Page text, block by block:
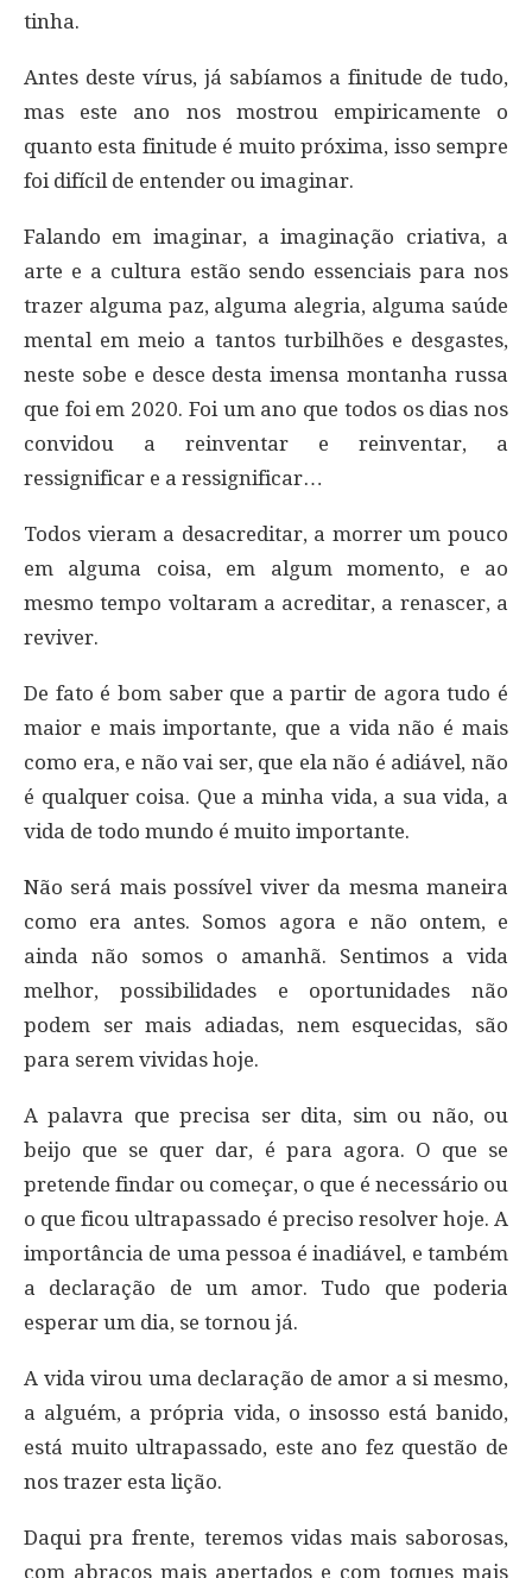
tinha.
Antes deste vírus, já sabíamos a finitude de tudo,
mas este ano nos mostrou empiricamente o
quanto esta finitude é muito próxima, isso sempre
foi difícil de entender ou imaginar.
Falando em imaginar, a imaginação criativa, a
arte e a cultura estão sendo essenciais para nos
trazer alguma paz, alguma alegria, alguma saúde
mental em meio a tantos turbilhões e desgastes,
neste sobe e desce desta imensa montanha russa
que foi em 2020. Foi um ano que todos os dias nos
convidou a reinventar e reinventar, a
ressignificar e a ressignificar…
Todos vieram a desacreditar, a morrer um pouco
em alguma coisa, em algum momento, e ao
mesmo tempo voltaram a acreditar, a renascer, a
reviver.
De fato é bom saber que a partir de agora tudo é
maior e mais importante, que a vida não é mais
como era, e não vai ser, que ela não é adiável, não
é qualquer coisa. Que a minha vida, a sua vida, a
vida de todo mundo é muito importante.
Não será mais possível viver da mesma maneira
como era antes. Somos agora e não ontem, e
ainda não somos o amanhã. Sentimos a vida
melhor, possibilidades e oportunidades não
podem ser mais adiadas, nem esquecidas, são
para serem vividas hoje.
A palavra que precisa ser dita, sim ou não, ou
beijo que se quer dar, é para agora. O que se
pretende findar ou começar, o que é necessário ou
o que ficou ultrapassado é preciso resolver hoje. A
importância de uma pessoa é inadiável, e também
a declaração de um amor. Tudo que poderia
esperar um dia, se tornou já.
A vida virou uma declaração de amor a si mesmo,
a alguém, a própria vida, o insosso está banido,
está muito ultrapassado, este ano fez questão de
nos trazer esta lição.
Daqui pra frente, teremos vidas mais saborosas,
com abraços mais apertados e com toques mais